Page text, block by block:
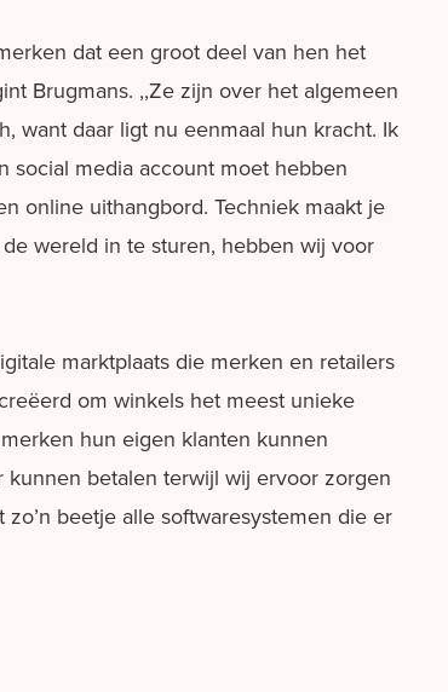
dat een groot deel van hen het
Brugmans. ,,Ze zijn over het algemeen
want daar ligt nu eenmaal hun kracht. Ik
social media account moet hebben
online uithangbord. Techniek maakt je
wereld in te sturen, hebben wij voor
marktplaats die merken en retailers
om winkels het meest unieke
hun eigen klanten kunnen
betalen terwijl wij ervoor zorgen
beetje alle softwaresystemen die er